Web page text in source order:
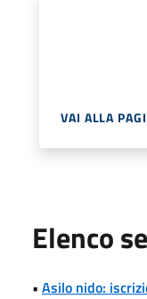
VAI ALLA
Elenco
• Asilo nido: